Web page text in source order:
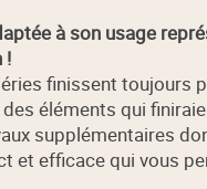
à son usage
!
finissent toujours
éléments qui
supplémentaires
et efficace qui vous